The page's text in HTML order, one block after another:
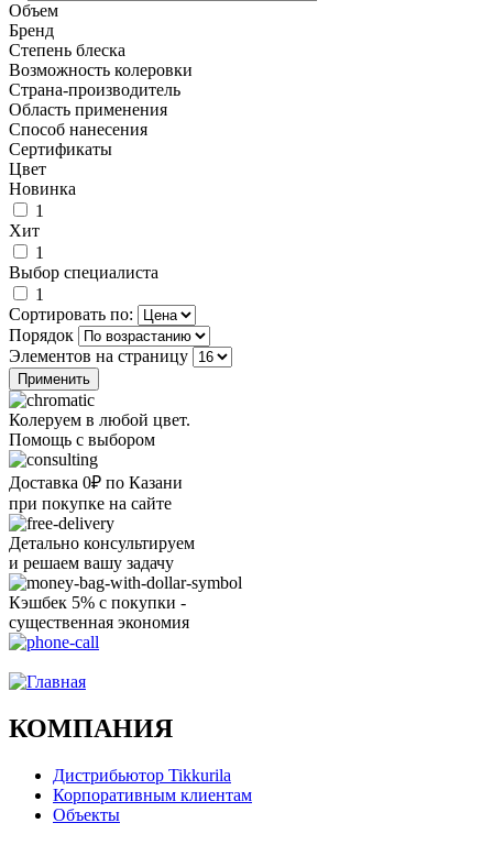
Объем
Бренд
Степень блеска
Возможность колеровки
Страна-производитель
Область применения
Способ нанесения
Сертификаты
Цвет
Новинка
1
Хит
1
Выбор специалиста
1
Сортировать по:
Порядок
Элементов на страницу
Колеруем в любой цвет.
Помощь с выбором
Доставка 0₽ по Казани
при покупке на сайте
Детально консультируем
и решаем вашу задачу
Кэшбек 5% с покупки -
существенная экономия
КОМПАНИЯ
Дистрибьютор Tikkurila
Корпоративным клиентам
Объекты